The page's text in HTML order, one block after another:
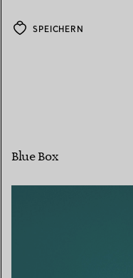
SPEICHERN
Blue Box